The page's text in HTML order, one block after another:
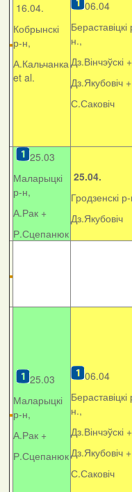
16.04.
Кобрынскі
р-н,
А.Кальчанка
et al.
06.04
Бераставіцкі
н.,
Дз.Вінчэўскі +
Дз.Якубовіч +
С.Саковіч
25.03
Маларыцкі
р-н,
А.Рак +
Р.Сцепанюк
25.04.
Гродзенскі
Дз.Якубовіч
25.03
Маларыцкі
р-н,
А.Рак +
Р.Сцепанюк
06.04
Бераставіцкі
н.,
Дз.Вінчэўскі +
Дз.Якубовіч +
С.Саковіч